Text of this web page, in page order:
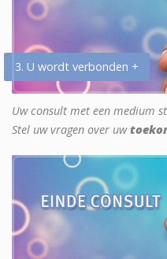
3. U wordt verbonden +
Uw consult met een medium
Stel uw vragen over uw